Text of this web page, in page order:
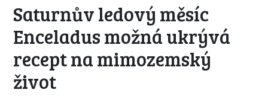
Saturnův ledový měsíc
Enceladus možná ukrývá
recept na mimozemský
život